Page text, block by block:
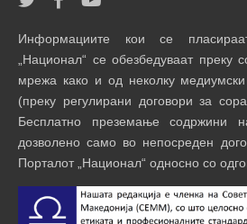
Информациите кои се
„Национал“ се обезбедуваат преку
мрежа како и од неколку
(преку регулирани договори за
Бесплатно преземање содржини
дозволено само во непосреден
Порталот „Национал“ односно со